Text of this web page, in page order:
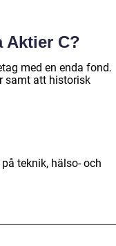
Aktier C?
med en enda fond.
samt att historisk
teknik, hälso- och